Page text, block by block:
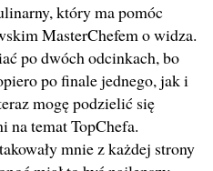
który ma pomóc
MasterChefem o widza.
po dwóch odcinkach, bo
po finale jednego, jak i
mogę podzielić się
na temat TopChefa.
mnie z każdej strony